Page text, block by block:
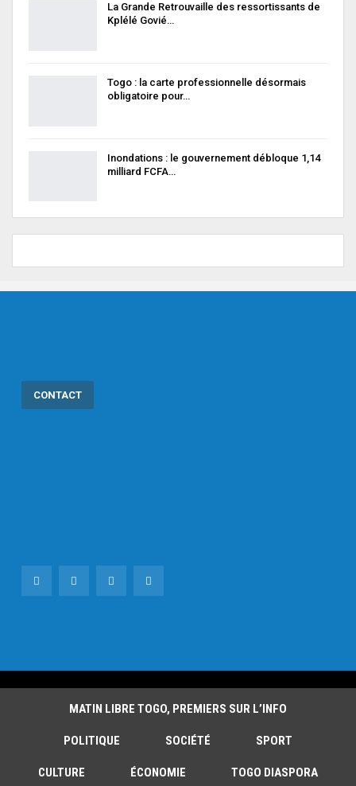
La Grande Retrouvaille des ressortissants de
Kplélé Govié…
Togo : la carte professionnelle désormais
obligatoire pour…
Inondations : le gouvernement débloque 1,14
milliard FCFA…
CONTACT
MATIN LIBRE TOGO, PREMIERS SUR L’INFO
POLITIQUE SOCIÉTÉ SPORT
CULTURE ÉCONOMIE TOGO DIASPORA